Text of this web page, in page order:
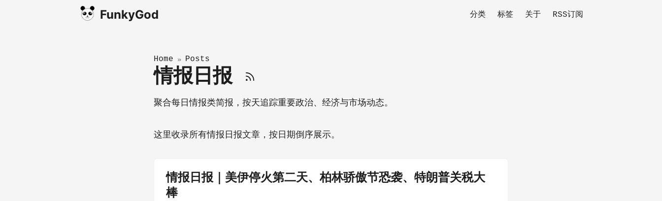
FunkyGod 分类 标签 关于 RSS订阅
Home » Posts
情报日报
聚合每日情报类简报，按天追踪重要政治、经济与市场动态。
这里收录所有情报日报文章，按日期倒序展示。
情报日报｜美伊停火第二天、柏林骄傲节恐袭、特朗普关税大
棒